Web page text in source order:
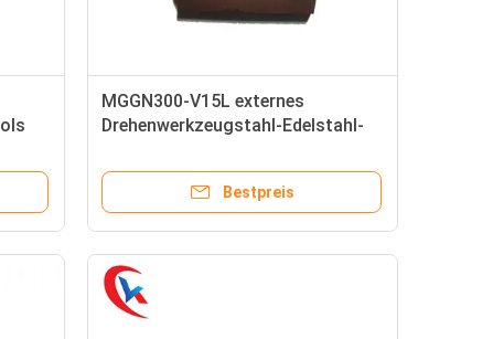
MGGN300-V15L externes
Drehenwerkzeugstahl-Edelstahl-
fugt
Bestpreis